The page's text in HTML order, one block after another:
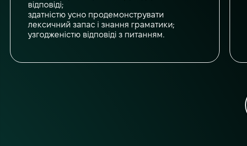
відповіді;
здатністю усно продемонструвати
лексичний запас і знання граматики;
узгодженістю відповіді з питанням.